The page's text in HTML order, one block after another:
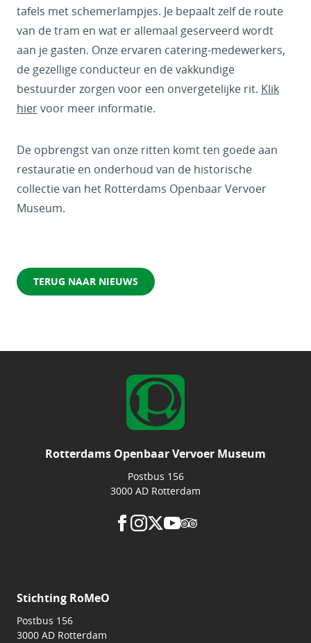
tafels met schemerlampjes. Je bepaalt zelf de route
van de tram en wat er allemaal geserveerd wordt
aan je gasten. Onze ervaren catering-medewerkers,
de gezellige conducteur en de vakkundige
bestuurder zorgen voor een onvergetelijke rit. Klik
hiervoor meer informatie.
De opbrengst van onze ritten komt ten goede aan
restauratie en onderhoud van de historische
collectie van het Rotterdams Openbaar Vervoer
Museum.
TERUG NAAR NIEUWS
Rotterdams Openbaar Vervoer Museum
Postbus 156
3000 AD Rotterdam
Stichting RoMeO
Postbus 156
3000 AD Rotterdam